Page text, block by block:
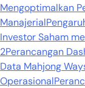
Mengoptimalkan
Manajerial
Investor Saham
2Perancangan
Data Mahjong
Operasional